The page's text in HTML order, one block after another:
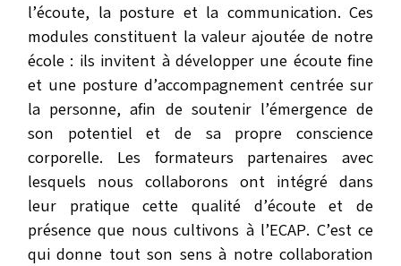
l’écoute, la posture et la communication. Ces
modules constituent la valeur ajoutée de notre
école : ils invitent à développer une écoute fine
et une posture d’accompagnement centrée sur
la personne, afin de soutenir l’émergence de
son potentiel et de sa propre conscience
corporelle. Les formateurs partenaires avec
lesquels nous collaborons ont intégré dans
leur pratique cette qualité d’écoute et de
présence que nous cultivons à l’ECAP. C’est ce
qui donne tout son sens à notre collaboration